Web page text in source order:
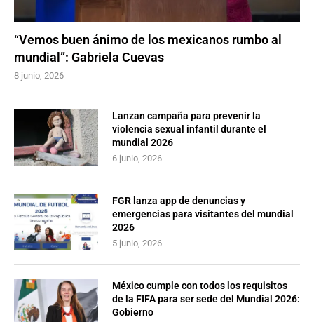
“Vemos buen ánimo de los mexicanos rumbo al
mundial”: Gabriela Cuevas
8 junio, 2026
Lanzan campaña para prevenir la
violencia sexual infantil durante el
mundial 2026
6 junio, 2026
FGR lanza app de denuncias y
emergencias para visitantes del mundial
2026
5 junio, 2026
México cumple con todos los requisitos
de la FIFA para ser sede del Mundial 2026:
Gobierno